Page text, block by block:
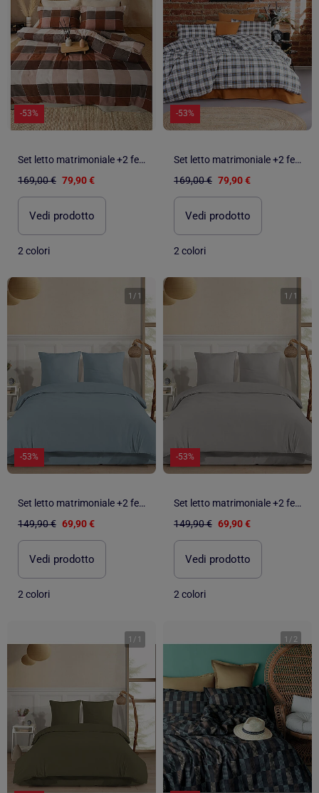
-53%
Set letto matrimoniale +2 federe 65x65 cm flanella di cotone
169,00 € 79,90 €
Vedi prodotto
2 colori
-53%
Set letto matrimoniale +2 federe 65x65 cm flanella di cotone
169,00 € 79,90 €
Vedi prodotto
2 colori
1 / 1
-53%
Set letto matrimoniale +2 federe 65x65 cm flanella di cotone
149,90 € 69,90 €
Vedi prodotto
2 colori
1 / 1
-53%
Set letto matrimoniale +2 federe 65x65 cm flanella di cotone
149,90 € 69,90 €
Vedi prodotto
2 colori
1 / 1 1 / 2